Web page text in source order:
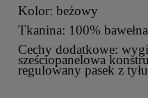
Kolor: beżowy
Tkanina: 100% bawełna
Cechy dodatkowe:
sześciopanelowa
regulowany pasek z tyłu